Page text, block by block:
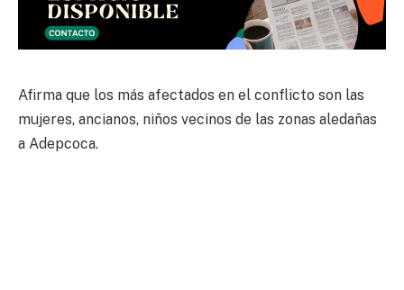
Afirma que los más afectados en el conflicto son las
mujeres, ancianos, niños vecinos de las zonas aledañas
a Adepcoca.